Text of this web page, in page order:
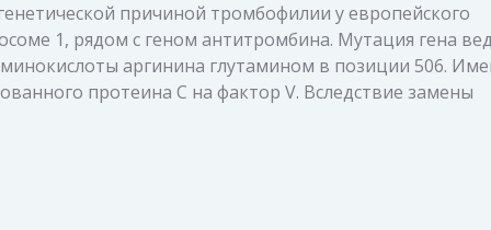
причиной тромбофилии у европейского
1, рядом с геном антитромбина. Мутация гена
аргинина глутамином в позиции 506.
протеина С на фактор V. Вследствие замены